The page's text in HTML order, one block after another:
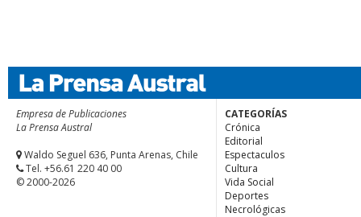
Empresa de Publicaciones
La Prensa Austral
Waldo Seguel 636, Punta Arenas, Chile
Tel. +56.61 220 40 00
© 2000-2026
CATEGORÍAS
Crónica
Editorial
Espectaculos
Cultura
Vida Social
Deportes
Necrológicas